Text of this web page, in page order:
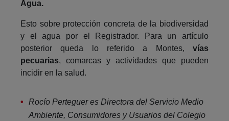
Agua.
Esto sobre protección concreta de la biodiversidad
y el agua por el Registrador. Para un artículo
posterior queda lo referido a Montes, vías
pecuarias, comarcas y actividades que pueden
incidir en la salud.
Rocío Perteguer es Directora del Servicio Medio
Ambiente, Consumidores y Usuarios del Colegio